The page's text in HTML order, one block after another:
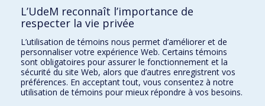
Comment soutenir le Département?
BESOIN D'AIDE?
Plan du site
Signaler une erreur
Accessibilité
FACULTÉ DES ARTS ET DES SCIENCES
L’UdeM reconnaît l’importance de
respecter la vie privée
L’utilisation de témoins nous permet d’améliorer et de
personnaliser votre expérience Web. Certains témoins
sont obligatoires pour assurer le fonctionnement et la
sécurité du site Web, alors que d’autres enregistrent vos
préférences. En acceptant tout, vous consentez à notre
utilisation de témoins pour mieux répondre à vos besoins.